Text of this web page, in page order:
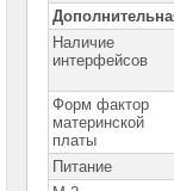
Материнские
платы
ASUS
►
Материнские
платы
GIGABYTE
Процессоры
Наличие
интерфейсов
Форм фактор
материнской
платы
Питание